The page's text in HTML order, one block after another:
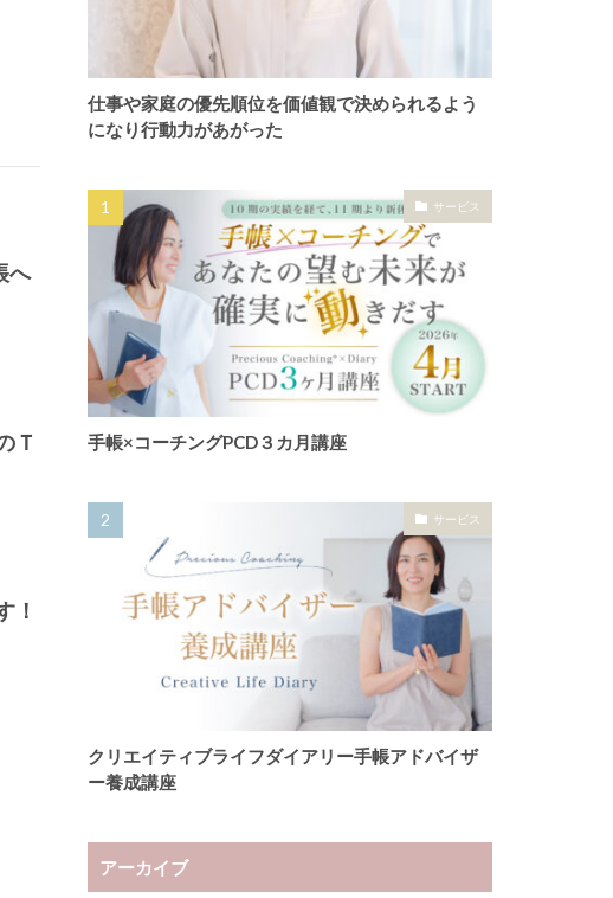
へ
Ｔ
！
仕事や家庭の優先順位を価値観で決められるよう
になり行動力があがった
サービス
手帳×コーチングPCD３カ月講座
サービス
クリエイティブライフダイアリー手帳アドバイザ
ー養成講座
アーカイブ